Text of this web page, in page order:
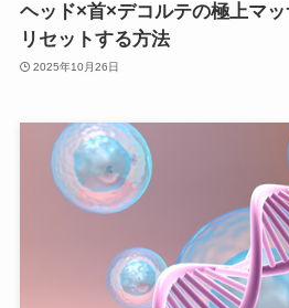
ヘッド×首×デコルテの極上マ
リセットする方法
2025年10月26日